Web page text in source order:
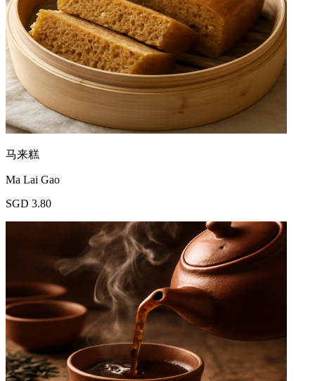
马来糕
Ma Lai Gao
SGD 3.80